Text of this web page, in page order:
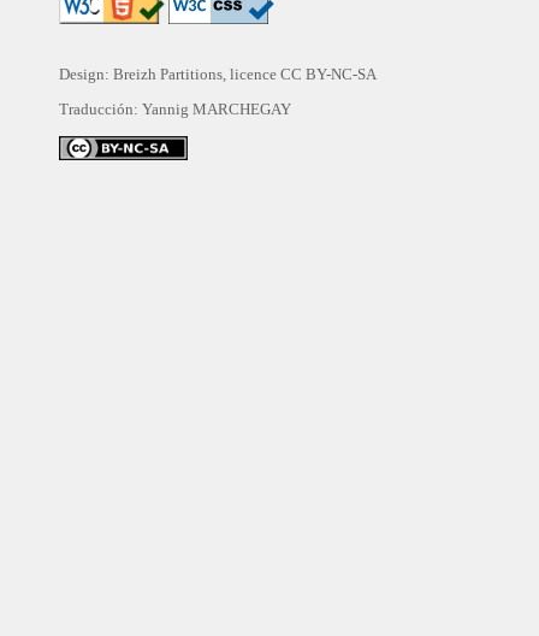
Design: Breizh Partitions, licence CC BY-NC-SA
Traducción: Yannig MARCHEGAY